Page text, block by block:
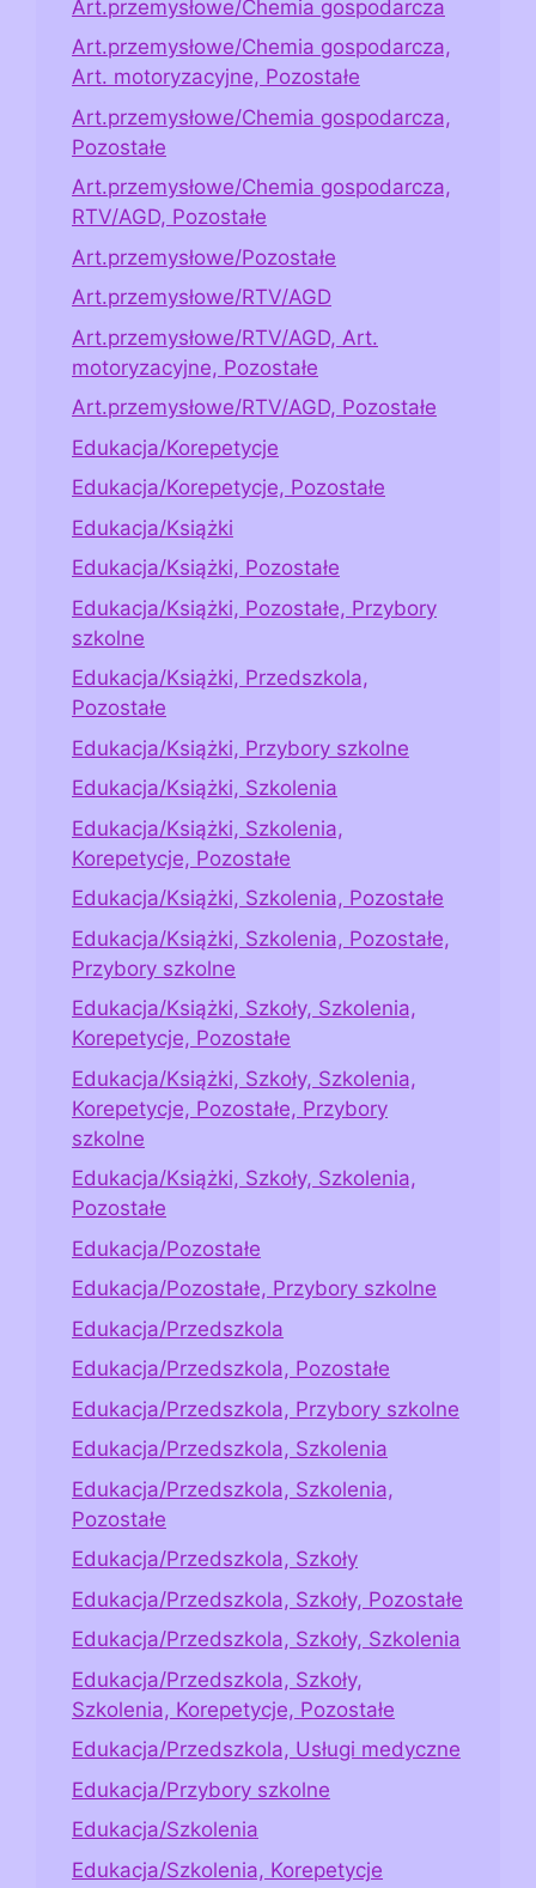
Art.przemysłowe/Chemia gospodarcza
Art.przemysłowe/Chemia gospodarcza,
Art. motoryzacyjne, Pozostałe
Art.przemysłowe/Chemia gospodarcza,
Pozostałe
Art.przemysłowe/Chemia gospodarcza,
RTV/AGD, Pozostałe
Art.przemysłowe/Pozostałe
Art.przemysłowe/RTV/AGD
Art.przemysłowe/RTV/AGD, Art.
motoryzacyjne, Pozostałe
Art.przemysłowe/RTV/AGD, Pozostałe
Edukacja/Korepetycje
Edukacja/Korepetycje, Pozostałe
Edukacja/Książki
Edukacja/Książki, Pozostałe
Edukacja/Książki, Pozostałe, Przybory
szkolne
Edukacja/Książki, Przedszkola,
Pozostałe
Edukacja/Książki, Przybory szkolne
Edukacja/Książki, Szkolenia
Edukacja/Książki, Szkolenia,
Korepetycje, Pozostałe
Edukacja/Książki, Szkolenia, Pozostałe
Edukacja/Książki, Szkolenia, Pozostałe,
Przybory szkolne
Edukacja/Książki, Szkoły, Szkolenia,
Korepetycje, Pozostałe
Edukacja/Książki, Szkoły, Szkolenia,
Korepetycje, Pozostałe, Przybory
szkolne
Edukacja/Książki, Szkoły, Szkolenia,
Pozostałe
Edukacja/Pozostałe
Edukacja/Pozostałe, Przybory szkolne
Edukacja/Przedszkola
Edukacja/Przedszkola, Pozostałe
Edukacja/Przedszkola, Przybory szkolne
Edukacja/Przedszkola, Szkolenia
Edukacja/Przedszkola, Szkolenia,
Pozostałe
Edukacja/Przedszkola, Szkoły
Edukacja/Przedszkola, Szkoły, Pozostałe
Edukacja/Przedszkola, Szkoły, Szkolenia
Edukacja/Przedszkola, Szkoły,
Szkolenia, Korepetycje, Pozostałe
Edukacja/Przedszkola, Usługi medyczne
Edukacja/Przybory szkolne
Edukacja/Szkolenia
Edukacja/Szkolenia, Korepetycje